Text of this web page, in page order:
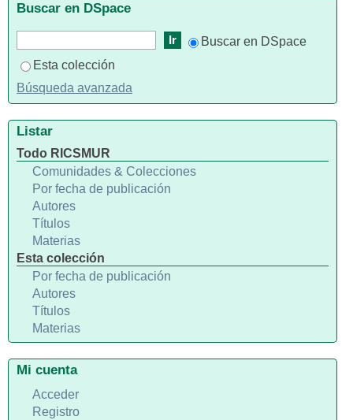
Buscar en DSpace
Buscar en DSpace
Esta colección
Búsqueda avanzada
Listar
Todo RICSMUR
Comunidades & Colecciones
Por fecha de publicación
Autores
Títulos
Materias
Esta colección
Por fecha de publicación
Autores
Títulos
Materias
Mi cuenta
Acceder
Registro